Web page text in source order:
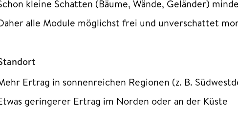
kleine Schatten (Bäume, Wände, Geländer)
alle Module möglichst frei und unverschattet
Ertrag in sonnenreichen Regionen (z. B.
geringerer Ertrag im Norden oder an der Küste